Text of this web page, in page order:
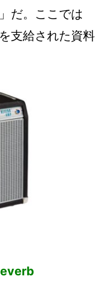
だ。ここでは
支給された資料